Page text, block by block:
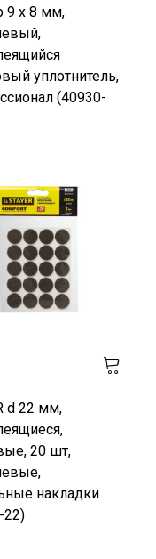
9 х 8 мм,
уплотнитель,
(40930-
d 22 мм,
20 шт,
накладки
22)